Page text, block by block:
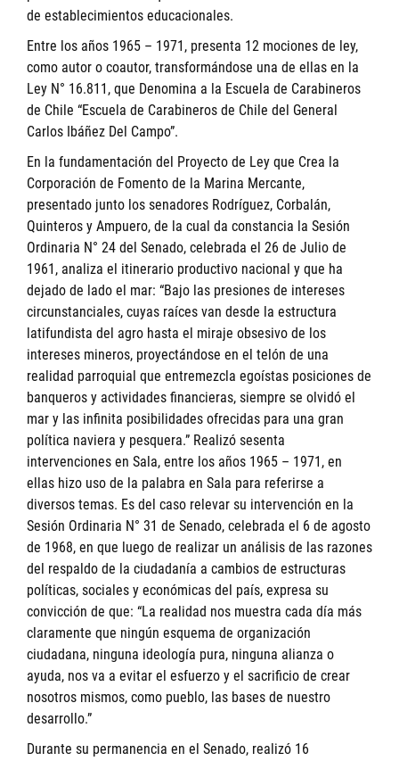
de establecimientos educacionales.
Entre los años 1965 – 1971, presenta 12 mociones de ley,
como autor o coautor, transformándose una de ellas en la
Ley N° 16.811, que Denomina a la Escuela de Carabineros
de Chile “Escuela de Carabineros de Chile del General
Carlos Ibáñez Del Campo”.
En la fundamentación del Proyecto de Ley que Crea la
Corporación de Fomento de la Marina Mercante,
presentado junto los senadores Rodríguez, Corbalán,
Quinteros y Ampuero, de la cual da constancia la Sesión
Ordinaria N° 24 del Senado, celebrada el 26 de Julio de
1961, analiza el itinerario productivo nacional y que ha
dejado de lado el mar: “Bajo las presiones de intereses
circunstanciales, cuyas raíces van desde la estructura
latifundista del agro hasta el miraje obsesivo de los
intereses mineros, proyectándose en el telón de una
realidad parroquial que entremezcla egoístas posiciones de
banqueros y actividades financieras, siempre se olvidó el
mar y las infinita posibilidades ofrecidas para una gran
política naviera y pesquera.” Realizó sesenta
intervenciones en Sala, entre los años 1965 – 1971, en
ellas hizo uso de la palabra en Sala para referirse a
diversos temas. Es del caso relevar su intervención en la
Sesión Ordinaria N° 31 de Senado, celebrada el 6 de agosto
de 1968, en que luego de realizar un análisis de las razones
del respaldo de la ciudadanía a cambios de estructuras
políticas, sociales y económicas del país, expresa su
convicción de que: “La realidad nos muestra cada día más
claramente que ningún esquema de organización
ciudadana, ninguna ideología pura, ninguna alianza o
ayuda, nos va a evitar el esfuerzo y el sacrificio de crear
nosotros mismos, como pueblo, las bases de nuestro
desarrollo.”
Durante su permanencia en el Senado, realizó 16